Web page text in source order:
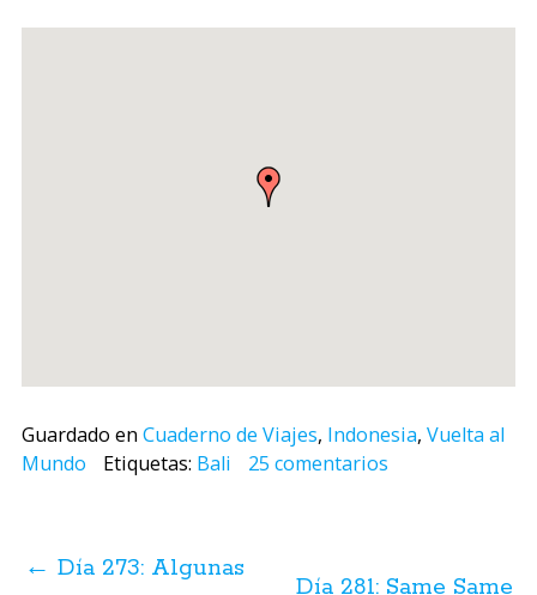
Guardado en Cuaderno de Viajes, Indonesia, Vuelta al
Mundo
Etiquetas: Bali 25 comentarios
← Día 273: Algunas
Día 281: Same Same